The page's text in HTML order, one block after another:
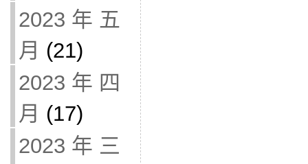
2023 年 五
月 (21)
2023 年 四
月 (17)
2023 年 三